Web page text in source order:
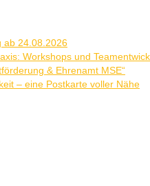
ab 24.08.2026
Workshops und
& Ehrenamt MSE“
– eine Postkarte voller Nähe